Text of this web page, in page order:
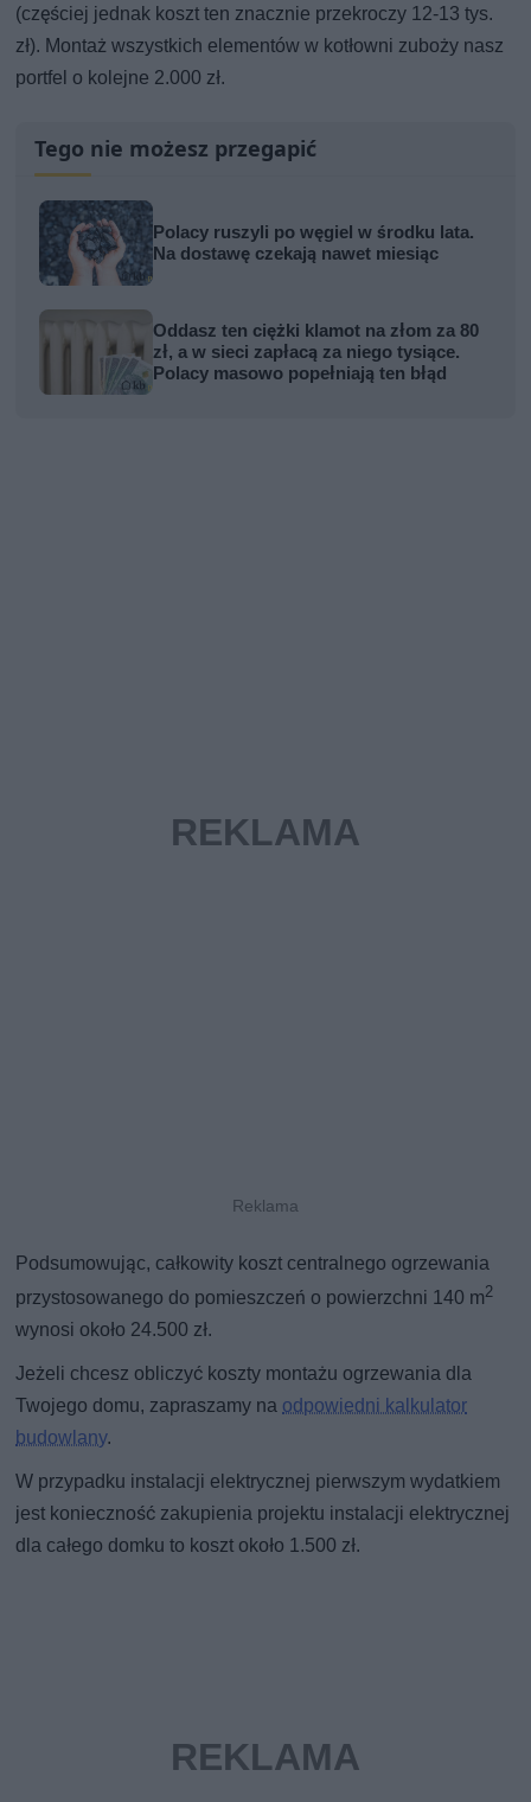
(częściej jednak koszt ten znacznie przekroczy 12-13 tys.
zł). Montaż wszystkich elementów w kotłowni zuboży nasz
portfel o kolejne 2.000 zł.
Tego nie możesz przegapić
Polacy ruszyli po węgiel w środku lata.
Na dostawę czekają nawet miesiąc
Oddasz ten ciężki klamot na złom za 80
zł, a w sieci zapłacą za niego tysiące.
Polacy masowo popełniają ten błąd
Podsumowując, całkowity koszt centralnego ogrzewania
przystosowanego do pomieszczeń o powierzchni 140 m2
wynosi około 24.500 zł.
Jeżeli chcesz obliczyć koszty montażu ogrzewania dla
Twojego domu, zapraszamy na odpowiedni kalkulator
budowlany.
W przypadku instalacji elektrycznej pierwszym wydatkiem
jest konieczność zakupienia projektu instalacji elektrycznej
dla całego domku to koszt około 1.500 zł.